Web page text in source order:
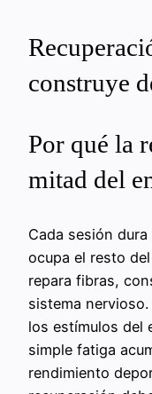
construye
Por qué la
mitad del
Cada sesión
ocupa el resto
repara fibras,
sistema
los estímulos del
simple fatiga
rendimiento